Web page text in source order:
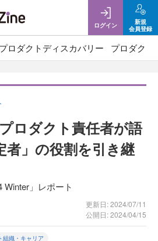
ログイン
新規
会員登録
プロダクトディスカバリー プロダクト
ロダクト責任者が語
者」の役割を引き継
Winter」レポート
更新日: 2024/07/11
公開日: 2024/04/15
組織・キャリア